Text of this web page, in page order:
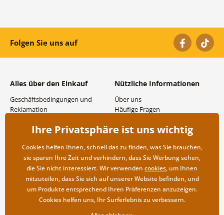
Folgen Sie uns auf
Alles über den Einkauf
Geschäftsbedingungen und
Reklamation
Versand- und
Rücksendung der Ware
Nützliche Informationen
Über uns
Häufige Fragen
Großhandel und
Ihre Privatsphäre ist uns wichtig
Cookies helfen Ihnen, schnell das zu finden, was Sie brauchen,
sie sparen Ihre Zeit und verhindern, dass Sie Werbung sehen,
die Sie nicht interessiert. Wir verwenden cookies, um Ihnen
mitzuteilen, dass Sie sich auf unserer Website befinden, und
um Produkte entsprechend Ihren Präferenzen anzuzeigen.
Cookies helfen uns, Ihr Surferlebnis zu verbessern.